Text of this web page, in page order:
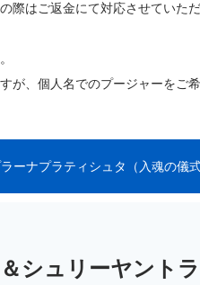
際はご返金にて対応させていただ
が、個人名でのプージャーをご希
ーナプラティシュタ（入魂の儀